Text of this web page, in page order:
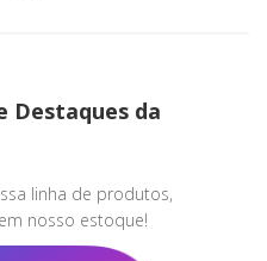
Destaques da
linha de produtos,
nosso estoque!